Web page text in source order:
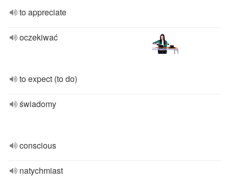
to appreciate
oczekiwać
to expect (to do)
świadomy
conscious
natychmiast